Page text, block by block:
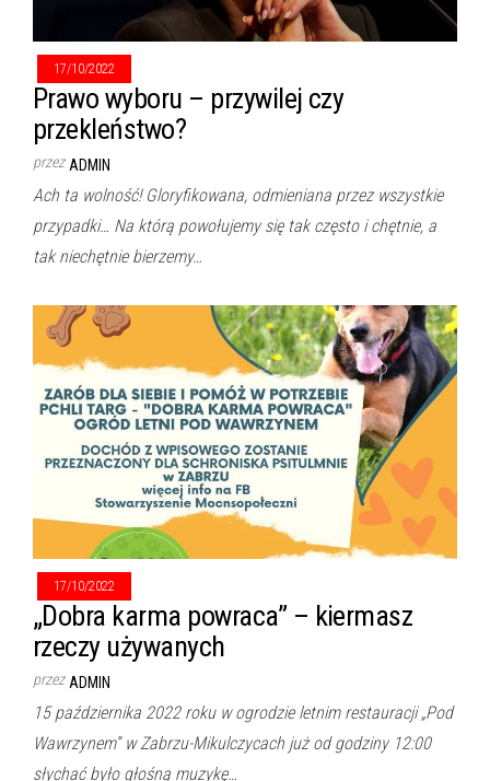
17/10/2022
Prawo wyboru – przywilej czy
przekleństwo?
przez ADMIN
Ach ta wolność! Gloryfikowana, odmieniana przez wszystkie
przypadki… Na którą powołujemy się tak często i chętnie, a
tak niechętnie bierzemy…
17/10/2022
„Dobra karma powraca” – kiermasz
rzeczy używanych
przez ADMIN
15 października 2022 roku w ogrodzie letnim restauracji „Pod
Wawrzynem” w Zabrzu-Mikulczycach już od godziny 12:00
słychać było głośną muzykę…